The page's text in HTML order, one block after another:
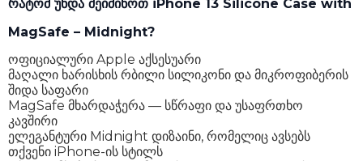
რატომ უნდა შეიძინოთ iPhone 13 Silicone Case with
MagSafe – Midnight?
ოფიციალური Apple აქსესუარი
მაღალი ხარისხის რბილი სილიკონი და მიკროფიბერის
შიდა საფარი
MagSafe მხარდაჭერა — სწრაფი და უსაფრთხო
კავშირი
ელეგანტური Midnight დიზაინი, რომელიც ავსებს
თქვენი iPhone-ის სტილს